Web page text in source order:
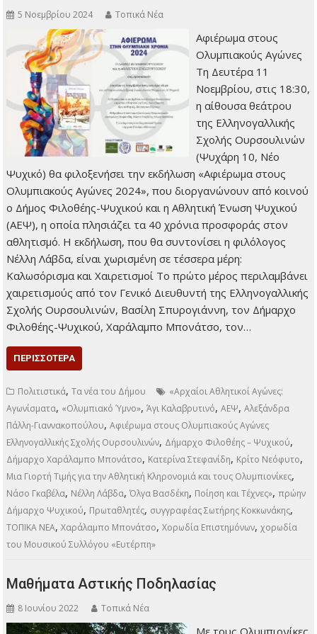
5 Νοεμβρίου 2024 Τοπικά Νέα
Αφιέρωμα στους
Ολυμπιακούς Αγώνες
Τη Δευτέρα 11
Νοεμβρίου, στις 18:30,
η αίθουσα θεάτρου
της Ελληνογαλλικής
Σχολής Ουρσουλινών
(Ψυχάρη 10, Νέο
Ψυχικό) θα φιλοξενήσει την εκδήλωση «Αφιέρωμα στους
Ολυμπιακούς Αγώνες 2024», που διοργανώνουν από κοινού
ο Δήμος Φιλοθέης-Ψυχικού και η Αθλητική Ένωση Ψυχικού
(ΑΕΨ), η οποία πλησιάζει τα 40 χρόνια προσφοράς στον
αθλητισμό. Η εκδήλωση, που θα συντονίσει η φιλόλογος
Νέλλη Λάβδα, είναι χωρισμένη σε τέσσερα μέρη:
Καλωσόρισμα και Χαιρετισμοί Το πρώτο μέρος περιλαμβάνει
χαιρετισμούς από τον Γενικό Διευθυντή της Ελληνογαλλικής
Σχολής Ουρσουλινών, Βασίλη Σπυρογιάννη, τον Δήμαρχο
Φιλοθέης-Ψυχικού, Χαράλαμπο Μπονάτσο, τον…
ΠΕΡΙΣΣΌΤΕΡΑ
Πολιτιστικά,Τα νέα του Δήμου
«Αρχαίοι Αθλητικοί Αγώνες:
Αγωνίσματα, «Ολυμπιακό Ύμνο»,Άγι Καλαβρυτινό,ΑΕΨ,Αλεξάνδρα
Πάλλη-Γιαννακοπούλου,Αφιέρωμα στους Ολυμπιακούς Αγώνες
Ελληνογαλλικής Σχολής Ουρσουλινών, Δήμαρχο Φιλοθέης – Ψυχικού,
Δήμαρχο Χαράλαμπο Μπονάτσο, Κατερίνα Στεφανίδη, Κρίτο Νεόφυτο,
Μια Γιορτή Τιμής για την Αθλητική Κληρονομιά και τους Ολυμπιονίκες,
Νάσο Γκαβέλα, Νέλλη Λάβδα,Όλγα Βασδέκη, Ποίηση και Τέχνες»,πρώην
Δήμαρχο Ψυχικού, Πρωταθλητές, συγγραφέας Σωτήρης Κοκκωνάκης,
ΤΟΠΙΚΑ ΝΕΑ,Χαράλαμπο Μπονάτσο,Χορωδία Επιστημόνων,χορωδία
του Μουσικού Συλλόγου «Ευτέρπη»
Μαθήματα Αστικής Ποδηλασίας
8 Ιουνίου 2022 Τοπικά Νέα
Με τους Ολυμπιονίκες